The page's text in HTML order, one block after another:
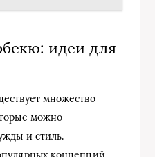
идеи для
множество
можно
и стиль.